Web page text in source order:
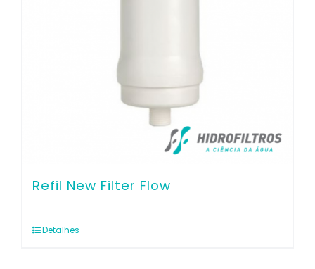
Refil New Filter Flow
Detalhes